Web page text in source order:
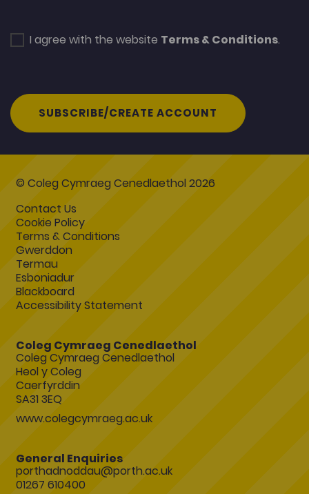
I agree with the website Terms & Conditions.
SUBSCRIBE/CREATE ACCOUNT
© Coleg Cymraeg Cenedlaethol 2026
Contact Us
Cookie Policy
Terms & Conditions
Gwerddon
Termau
Esboniadur
Blackboard
Accessibility Statement
Coleg Cymraeg Cenedlaethol
Coleg Cymraeg Cenedlaethol
Heol y Coleg
Caerfyrddin
SA31 3EQ
www.colegcymraeg.ac.uk
General Enquiries
porthadnoddau@porth.ac.uk
01267 610400